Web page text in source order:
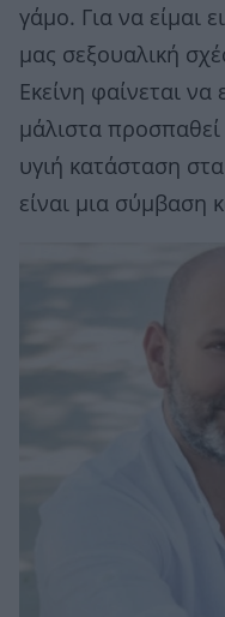
γάμο. Για να είμαι
μας σεξουαλική
Εκείνη φαίνεται να
μάλιστα
υγιή κατάσταση
είναι μια σύμβαση